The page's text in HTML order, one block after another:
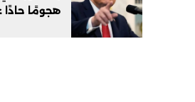
هجومًا حادًا